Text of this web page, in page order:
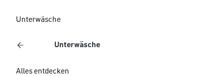
Unterwäsche
Unterwäsche
Alles entdecken